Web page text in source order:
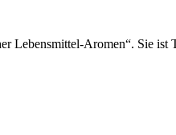
Lebensmittel-Aromen“. Sie